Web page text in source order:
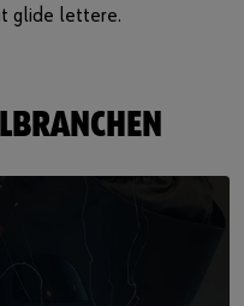
glide lettere.